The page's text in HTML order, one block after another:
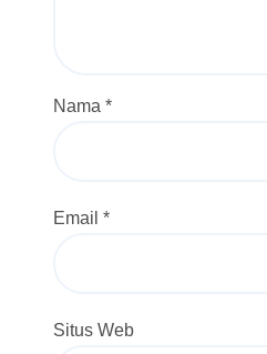
Nama *
Email *
Situs Web